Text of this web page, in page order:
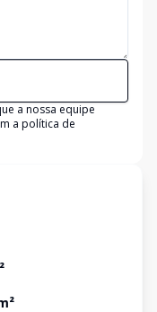
a nossa equipe
a política de